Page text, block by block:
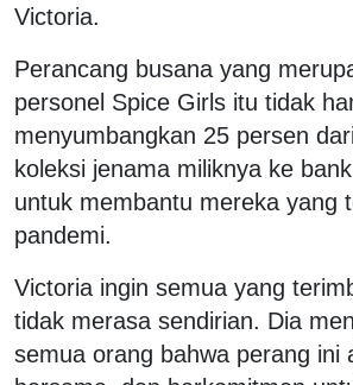
Victoria.
Perancang busana yang
personel Spice Girls itu tidak
menyumbangkan 25 persen
koleksi jenama miliknya ke
untuk membantu mereka yang
pandemi.
Victoria ingin semua yang
tidak merasa sendirian. Dia
semua orang bahwa perang ini